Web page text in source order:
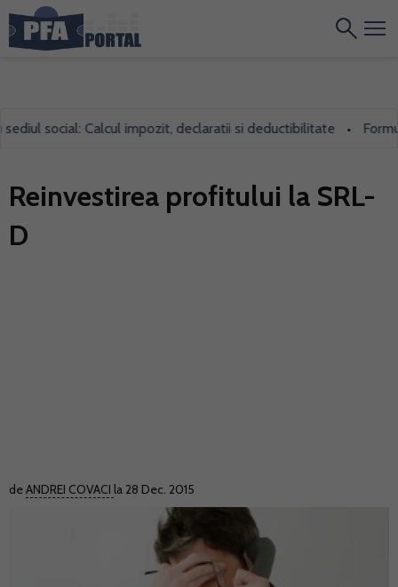
social: Calcul impozit, declaratii si deductibilitate •
Reinvestirea profitului la SRL-
D
deANDREI COVACI la 28 Dec. 2015